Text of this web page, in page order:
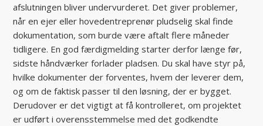
afslutningen bliver undervurderet. Det giver problemer,
når en ejer eller hovedentreprenør pludselig skal finde
dokumentation, som burde være aftalt flere måneder
tidligere. En god færdigmelding starter derfor længe før,
sidste håndværker forlader pladsen. Du skal have styr på,
hvilke dokumenter der forventes, hvem der leverer dem,
og om de faktisk passer til den løsning, der er bygget.
Derudover er det vigtigt at få kontrolleret, om projektet
er udført i overensstemmelse med det godkendte